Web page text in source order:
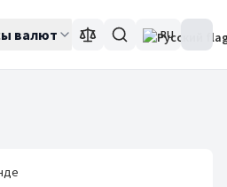
валют RU